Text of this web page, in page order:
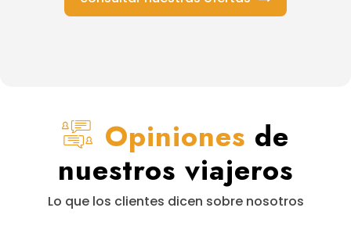
Opiniones de
nuestros viajeros
Lo que los clientes dicen sobre nosotros